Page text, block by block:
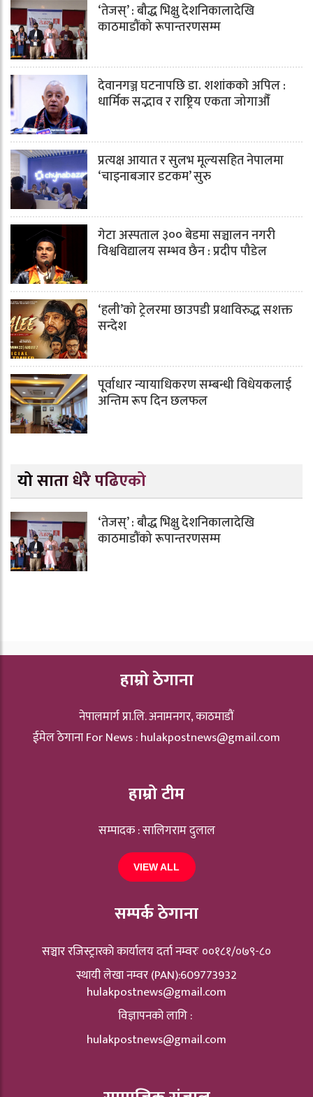
‘तेजस्’ : बौद्ध भिक्षु देशनिकालादेखि
काठमाडौंको रूपान्तरणसम्म
देवानगञ्ज घटनापछि डा. शशांककाे अपिल :
धार्मिक सद्भाव र राष्ट्रिय एकता जोगाऔँ
प्रत्यक्ष आयात र सुलभ मूल्यसहित नेपालमा
‘चाइनाबजार डटकम’ सुरु
गेटा अस्पताल ३०० बेडमा सञ्चालन नगरी
विश्वविद्यालय सम्भव छैन : प्रदीप पौडेल
‘हली’को ट्रेलरमा छाउपडी प्रथाविरुद्ध सशक्त
सन्देश
पूर्वाधार न्यायाधिकरण सम्बन्धी विधेयकलाई
अन्तिम रूप दिन छलफल
यो साता धेरै पढिएको
‘तेजस्’ : बौद्ध भिक्षु देशनिकालादेखि
काठमाडौंको रूपान्तरणसम्म
हाम्रो ठेगाना
नेपालमार्ग प्रा.लि. अनामनगर, काठमाडौं
ईमेल ठेगाना For News :hulakpostnews@gmail.com
हाम्रो टीम
सम्पादक : सालिगराम दुलाल
VIEW ALL
सम्पर्क ठेगाना
सञ्चार रजिस्ट्रारकाे कार्यालय दर्ता नम्वरः ००१८१/०७९-८०
स्थायी लेखा नम्वर (PAN):609773932
hulakpostnews@gmail.com
विज्ञापनको लागि :
hulakpostnews@gmail.com